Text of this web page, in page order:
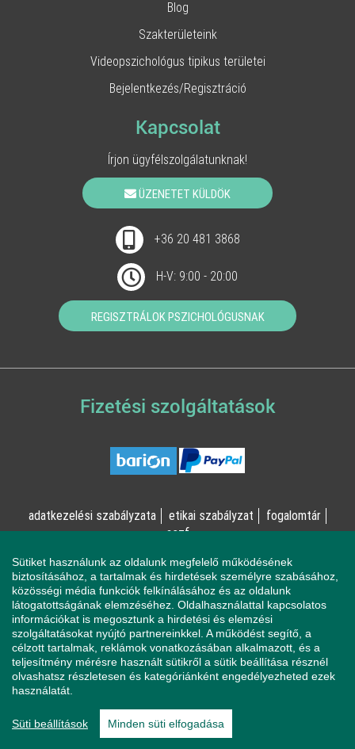
Blog
Szakterületeink
Videopszichológus tipikus területei
Bejelentkezés/Regisztráció
Kapcsolat
Írjon ügyfélszolgálatunknak!
ÜZENETET KÜLDÖK
+36 20 481 3868
H-V: 9:00 - 20:00
REGISZTRÁLOK PSZICHOLÓGUSNAK
Fizetési szolgáltatások
adatkezelési szabályzata etikai szabályzat
fogalomtár
aszf
© Online Pszichológia Kft. 2023 - Minden jog fenntartva!
2161 Csomád, Levente utca 14/A
Ha mentálisan instabil állapotban érzi magát, a magatartása
veszélyeztetheti Önt vagy a környezetében élőket, azonnal
forduljon a Sürgősségi Segélyvonalhoz (telefon: 112).
Pszichológusaink és az Online Pszichológia Kft. nem vállal
magatartásának következményeiért.
Sütiket használunk az oldalunk megfelelő működésének
biztosításához, a tartalmak és hirdetések személyre szabásához,
közösségi média funkciók felkínálásához és az oldalunk
látogatottságának elemzéséhez. Oldalhasználattal kapcsolatos
információkat is megosztunk a hirdetési és elemzési
szolgáltatásokat nyújtó partnereinkkel. A működést segítő, a
célzott tartalmak, reklámok vonatkozásában alkalmazott, és a
teljesítmény mérésre használt sütikről a sütik beállítása résznél
olvashatsz részletesen és kategóriánként engedélyezheted ezek
használatát.
Süti beállítások Minden süti elfogadása